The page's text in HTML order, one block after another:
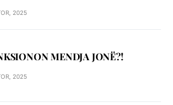
2025
MENDJA JONË?!
2025